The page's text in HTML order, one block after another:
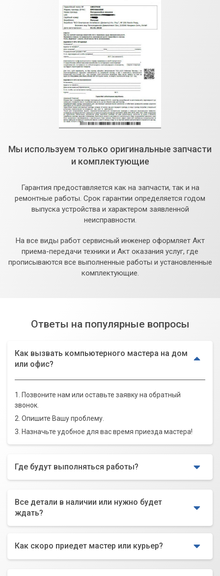
Мы используем только оригинальные запчасти
и комплектующие
Гарантия предоставляется как на запчасти, так и на
ремонтные работы. Срок гарантии определяется годом
выпуска устройства и характером заявленной
неисправности.
На все виды работ сервисный инженер оформляет Акт
приема-передачи техники и Акт оказания услуг, где
прописываются все выполненные работы и установленные
комплектующие.
Ответы на популярные вопросы
Как вызвать компьютерного мастера на дом
или офис?
1. Позвоните нам или оставьте заявку на обратный
звонок.
2. Опишите Вашу проблему.
3. Назначьте удобное для вас время приезда мастера!
Где будут выполняться работы?
Все детали в наличии или нужно будет
ждать?
Как скоро приедет мастер или курьер?